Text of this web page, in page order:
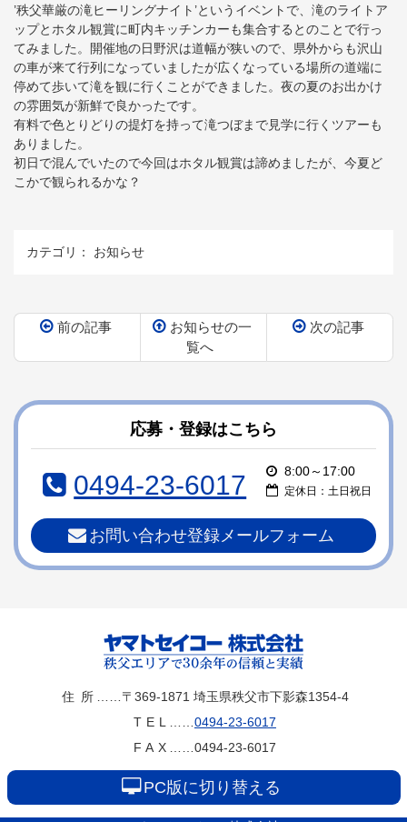
’秩父華厳の滝ヒーリングナイト’というイベントで、滝のライトア
ップとホタル観賞に町内キッチンカーも集合するとのことで行っ
てみました。開催地の日野沢は道幅が狭いので、県外からも沢山
の車が来て行列になっていましたが広くなっている場所の道端に
停めて歩いて滝を観に行くことができました。夜の夏のお出かけ
の雰囲気が新鮮で良かったです。
有料で色とりどりの提灯を持って滝つぼまで見学に行くツアーも
ありました。
初日で混んでいたので今回はホタル観賞は諦めましたが、今夏ど
こかで観られるかな？
カテゴリ： お知らせ
前の記事
お知らせの一
覧へ
次の記事
テ
ン
へ
ジ
の
応募・登録はこちら
0494-23-6017 8:00～17:00
定休日：土日祝日
お問い合わせ登録メールフォーム
ヤマトセイコー
株式会社
住所……〒369-1871 埼玉県秩父市下影森1354-4
TEL……0494-23-6017
FAX……0494-23-6017
PC版に切り替える